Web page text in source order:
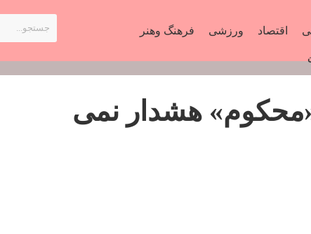
اقتصاد ورزشی فرهنگ وهنر
هشدار نمی